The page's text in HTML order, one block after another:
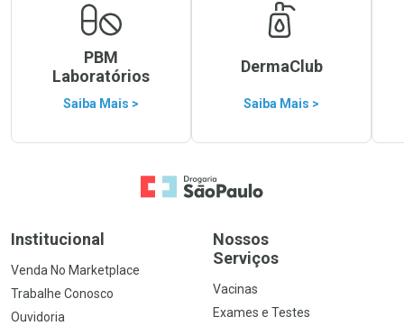
PBM
Laboratórios
Saiba Mais >
DermaClub
Saiba Mais >
Ir para a Home
Institucional
Venda No Marketplace
Trabalhe Conosco
Ouvidoria
Nossos
Serviços
Vacinas
Exames e Testes